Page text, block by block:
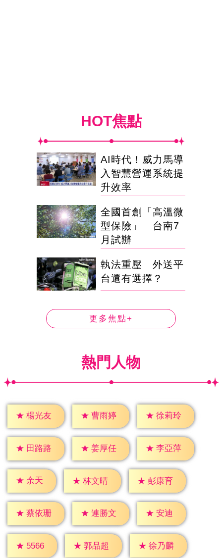
HOT焦點
AI時代！威力馬導
入智慧營運系統提
升效率
全國首創「高溫微
型保險」 台南7
月試辦
執法重壓 外送平
台還有選擇？
更多焦點+
熱門人物
★ 楊光友 ★ 曹雨婷 ★ 徐莉玲
★ 田路路 ★ 姜厚任 ★ 李亞萍
★ 余天 ★ 林文晴 ★ 彭康育
★ 蔡依珊 ★ 連勝文 ★ 安迪
★ 5566 ★ 郭品超 ★ 徐乃麟